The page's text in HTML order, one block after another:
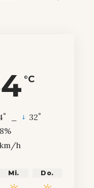
°C
° 32°
km/h
Mi. Do.